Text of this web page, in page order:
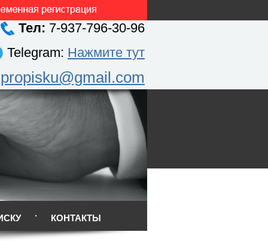
Тел: 7-937-796-30-96
Telegram: Нажмите тут
КОНТАКТЫ